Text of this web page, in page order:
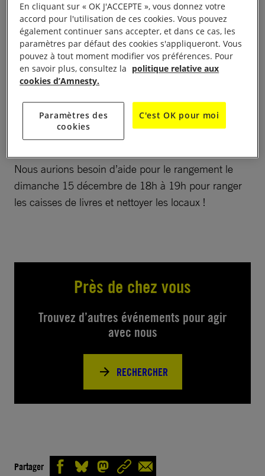
jours pour signer »
Accès gratuit par la cour de l’école.
Samedi 14 Décembre ouverture à 9h – Fermeture
Dimanche 15 décembre ouverture à 13h30 –
Fermeture 18h.
Nous aurions besoin d’aide pour le rangement le
dimanche 15 décembre de 18h à 19h pour ranger
les caisses de livres et nettoyer les locaux !
Près de chez vous
Trouvez d’autres événements pour agir
avec nous
RECHERCHER
Partager
En cliquant sur « OK J'ACCEPTE », vous donnez votre
accord pour l'utilisation de ces cookies. Vous pouvez
également continuer sans accepter, et dans ce cas, les
paramètres par défaut des cookies s'appliqueront. Vous
pouvez à tout moment modifier vos préférences. Pour
en savoir plus, consultez la politique relative aux
cookies d’Amnesty.
Paramètres des
cookies
C'est OK pour moi